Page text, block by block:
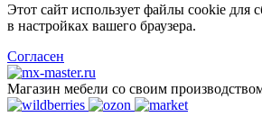
Этот сайт использует файлы cookie для
в настройках вашего браузера.
Согласен
Магазин мебели со своим